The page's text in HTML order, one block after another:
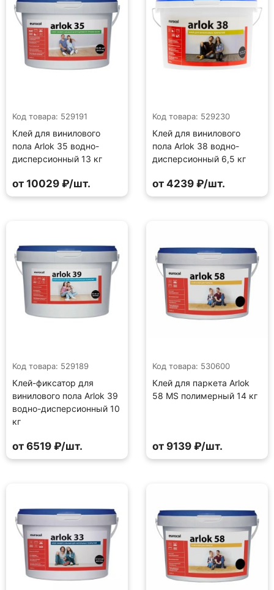
Код товара: 529191
Клей для винилового
пола Arlok 35 водно-
дисперсионный 13 кг
от 10029 ₽/шт.
Код товара: 529230
Клей для винилового
пола Arlok 38 водно-
дисперсионный 6,5 кг
от 4239 ₽/шт.
Код товара: 529189
Клей-фиксатор для
винилового пола Arlok 39
водно-дисперсионный 10
кг
от 6519 ₽/шт.
Код товара: 530600
Клей для паркета Arlok
58 MS полимерный 14 кг
от 9139 ₽/шт.